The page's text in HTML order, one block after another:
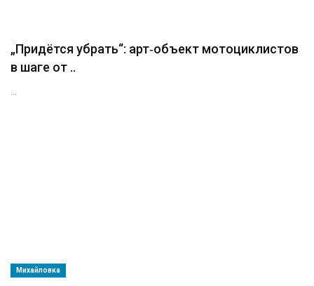
„Придётся убрать“: арт‑объект мотоциклистов
в шаге от ..
...
Михайловка